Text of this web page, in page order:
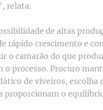
relata.
de altas
rápido crescimento e
o camarão do que
processo. Procuro
de viveiros, escolha
proporcionam o